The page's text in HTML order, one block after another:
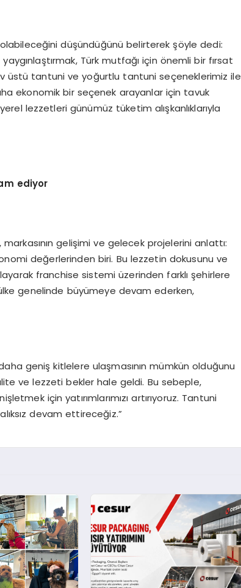
düşündüğünü belirterek şöyle dedi:
Türk mutfağı için önemli bir fırsat
üstü tantuni ve yoğurtlu tantuni seçeneklerimiz ile
ekonomik bir seçenek arayanlar için tavuk
lezzetleri günümüz tüketim alışkanlıklarıyla
ediyor
gelişimi ve gelecek projelerini anlattı:
değerlerinden biri. Bu lezzetin dokusunu ve
franchise sistemi üzerinden farklı şehirlere
genelinde büyümeye devam ederken,
geniş kitlelere ulaşmasının mümkün olduğunu
ve lezzeti bekler hale geldi. Bu sebeple,
için yatırımlarımızı artırıyoruz. Tantuni
devam ettireceğiz.”